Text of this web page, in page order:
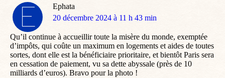
Ephata
dit
20 décembre 2024 à 11 h 43 min
Qu’il continue à accueillir toute la misère du monde, exemptée
d’impôts, qui coûte un maximum en logements et aides de toutes
sortes, dont elle est la bénéficiaire prioritaire, et bientôt Paris sera
en cessation de paiement, vu sa dette abyssale (près de 10
milliards d’euros). Bravo pour la photo !